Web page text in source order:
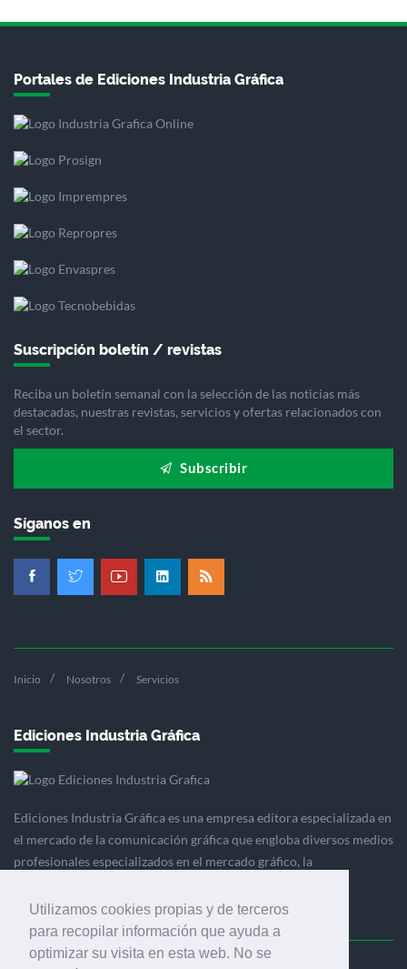
Utilizamos cookies propias y de terceros
para recopilar información que ayuda a
optimizar su visita en esta web. No se
Portales de Ediciones Industria Gráfica
Suscripción boletín / revistas
Reciba un boletín semanal con la selección de las noticias más
destacadas, nuestras revistas, servicios y ofertas relacionados con
el sector.
Subscribir
Síganos en
Inicio Nosotros Servicios
Ediciones Industria Gráfica
Ediciones Industria Gráfica es una empresa editora especializada en
el mercado de la comunicación gráfica que engloba diversos medios
profesionales especializados en el mercado gráfico, la